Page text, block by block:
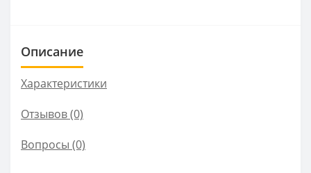
Описание
Характеристики
Отзывов (0)
Вопросы (0)